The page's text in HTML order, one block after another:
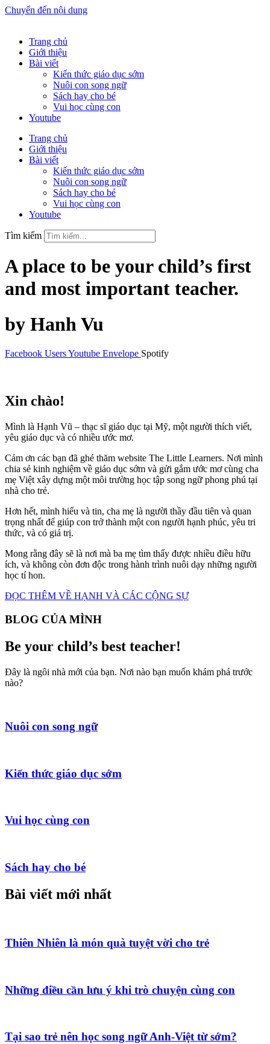
Chuyển đến nội dung
Trang chủ
Giới thiệu
Bài viết
Kiến thức giáo dục sớm
Nuôi con song ngữ
Sách hay cho bé
Vui học cùng con
Youtube
Trang chủ
Giới thiệu
Bài viết
Kiến thức giáo dục sớm
Nuôi con song ngữ
Sách hay cho bé
Vui học cùng con
Youtube
Tìm kiếm
A place to be your child’s first
and most important teacher.
by Hanh Vu
Facebook UsersYoutube Envelope Spotify
Xin chào!
Mình là Hạnh Vũ – thạc sĩ giáo dục tại Mỹ, một người thích viết,
yêu giáo dục và có nhiều ước mơ.
Cảm ơn các bạn đã ghé thăm website The Little Learners. Nơi mình
chia sẻ kinh nghiệm về giáo dục sớm và gửi gắm ước mơ cùng cha
mẹ Việt xây dựng một môi trường học tập song ngữ phong phú tại
nhà cho trẻ.
Hơn hết, mình hiểu và tin, cha mẹ là người thầy đầu tiên và quan
trọng nhất để giúp con trở thành một con người hạnh phúc, yêu tri
thức, và có giá trị.
Mong rằng đây sẽ là nơi mà ba mẹ tìm thấy được nhiều điều hữu
ích, và không còn đơn độc trong hành trình nuôi dạy những người
học tí hon.
ĐỌC THÊM VỀ HẠNH VÀ CÁC CỘNG SỰ
BLOG CỦA MÌNH
Be your child’s best teacher!
Đây là ngôi nhà mới của bạn. Nơi nào bạn muốn khám phá trước
nào?
Nuôi con song ngữ
Kiến thức giáo dục sớm
Vui học cùng con
Sách hay cho bé
Bài viết mới nhất
Thiên Nhiên là món quà tuyệt vời cho trẻ
Những điều cần lưu ý khi trò chuyện cùng con
Tại sao trẻ nên học song ngữ Anh-Việt từ sớm?